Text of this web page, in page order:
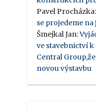
Pavel Procházka:
se projedeme na
Šmejkal Jan:
ve stavebnictví
Central
novou výstavbu